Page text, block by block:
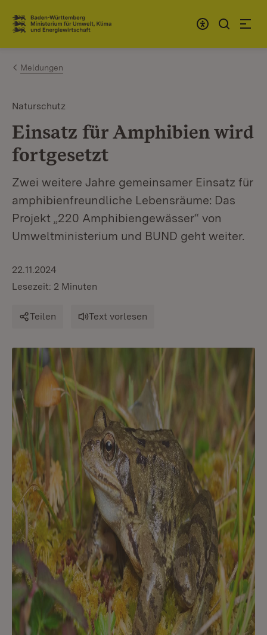
Zum Inhalt springen
Link zur Startseite
Meldungen
Naturschutz
Einsatz für Amphibien wird
fortgesetzt
Zwei weitere Jahre gemeinsamer Einsatz für
amphibienfreundliche Lebensräume: Das
Projekt „220 Amphibiengewässer“ von
Umweltministerium und BUND geht weiter.
22.11.2024
Lesezeit: 2 Minuten
Teilen Text vorlesen